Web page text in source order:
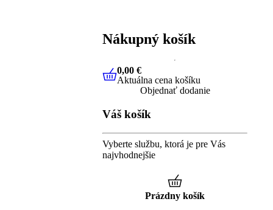
Nákupný košík
0,00 €Aktuálna cena košíku
0,00 €
Aktuálna cena košíku
Objednať dodanie
Váš košík
Vyberte službu, ktorá je pre Vás
najvhodnejšie
Prázdny košík